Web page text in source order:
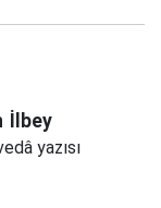
İlbey
yazısı